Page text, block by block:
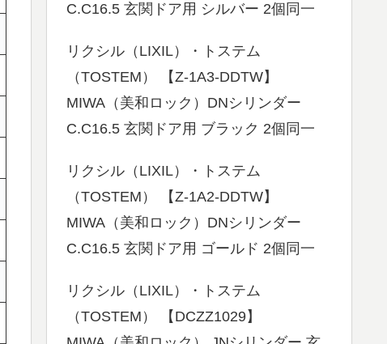
C.C16.5 玄関ドア用 シルバー 2個同一
リクシル（LIXIL）・トステム
（TOSTEM） 【Z-1A3-DDTW】
MIWA（美和ロック）DNシリンダー
C.C16.5 玄関ドア用 ブラック 2個同一
リクシル（LIXIL）・トステム
（TOSTEM） 【Z-1A2-DDTW】
MIWA（美和ロック）DNシリンダー
C.C16.5 玄関ドア用 ゴールド 2個同一
リクシル（LIXIL）・トステム
（TOSTEM） 【DCZZ1029】